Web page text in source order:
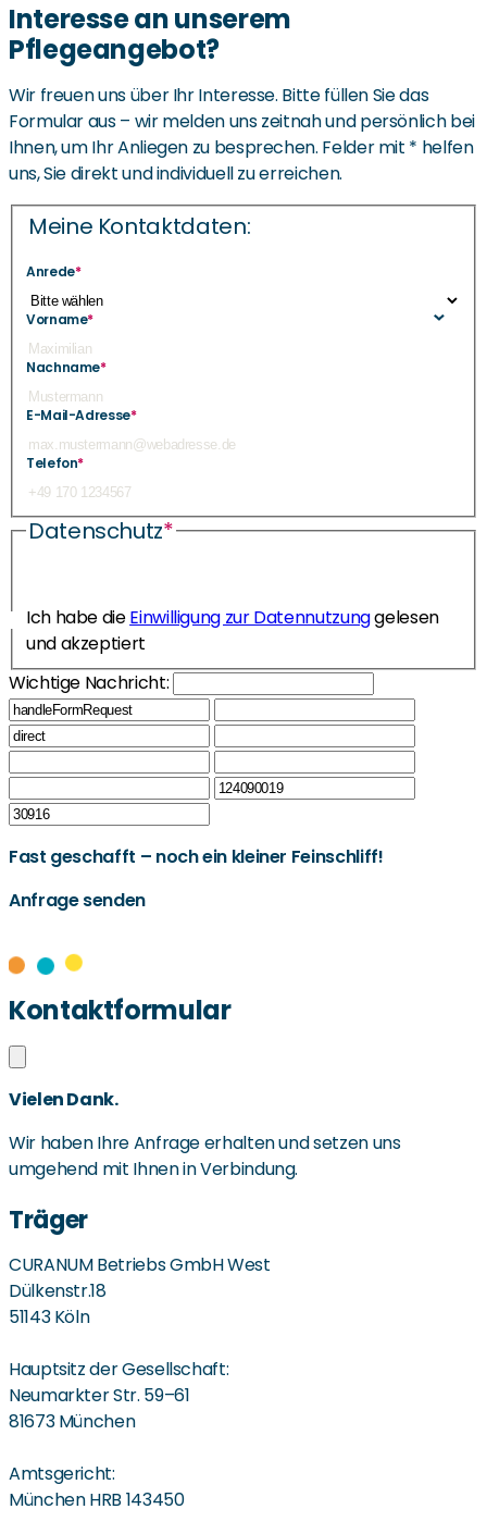
Interesse an unserem
Pflegeangebot?
Wir freuen uns über Ihr Interesse. Bitte füllen Sie das
Formular aus – wir melden uns zeitnah und persönlich bei
Ihnen, um Ihr Anliegen zu besprechen. Felder mit * helfen
uns, Sie direkt und individuell zu erreichen.
Meine Kontaktdaten:
Anrede*
Vorname*
Nachname*
E-Mail-Adresse*
Telefon*
Datenschutz*
Ich habe dieEinwilligung zur Datennutzunggelesen
und akzeptiert
Wichtige Nachricht:
Fast geschafft – noch ein kleiner Feinschliff!
Anfrage senden
Kontaktformular
Vielen Dank.
Wir haben Ihre Anfrage erhalten und setzen uns
umgehend mit Ihnen in Verbindung.
Träger
CURANUM Betriebs GmbH West
Dülkenstr.18
51143 Köln
Hauptsitz der Gesellschaft:
Neumarkter Str. 59–61
81673 München
Amtsgericht:
München HRB 143450